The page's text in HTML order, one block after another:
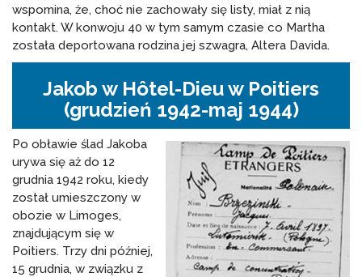
wspomina, że, choć nie zachowały się listy, miał z nią
kontakt. W konwoju 40 w tym samym czasie co Martha
została deportowana rodzina jej szwagra, Altera Davida.
Jakob w Hôtel-Dieu w Poitiers
(grudzień 1942-maj 1944)
Po obławie ślad Jakoba
urywa się aż do 12
grudnia 1942 roku, kiedy
został umieszczony w
obozie w Limoges,
znajdującym się w
Poitiers. Trzy dni później,
15 grudnia, w związku z